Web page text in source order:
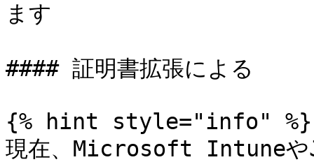
ます
#### 証明書拡張による
{% hint style="info" %}
現在、Microsoft Intuneや